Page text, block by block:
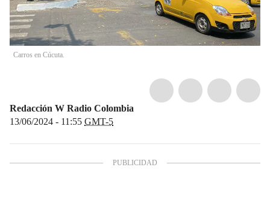
Carros en Cúcuta.
Redacción W Radio Colombia
13/06/2024 - 11:55 GMT-5